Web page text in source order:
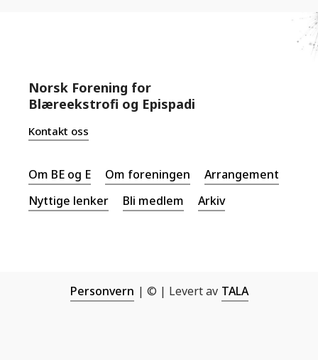
Norsk Forening for
Blæreekstrofi og Epispadi
Kontakt oss
Om BE og E Om foreningen
Arrangement
Nyttige lenker
Bli medlem Arkiv
Personvern | © | Levert av TALA